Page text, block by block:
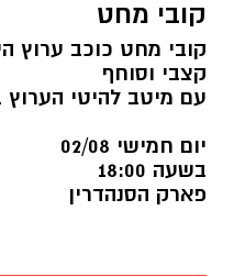
קובי מחט
קובי מחט כוכב ערוץ
קצבי וסוחף
עם מיטב להיטי הערוץ
יום חמישי 02/08
בשעה 18:00
פארק הסנהדרין